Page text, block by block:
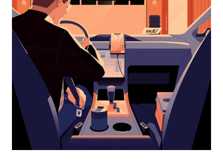
dato.
Tryk
på
knappen
Esc
kalenderen.